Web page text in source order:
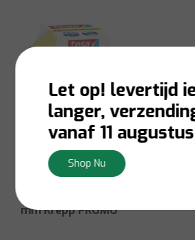
mm Krepp PROMO
Let op! levertijd
langer,
vanaf 11 augustus
Shop Nu